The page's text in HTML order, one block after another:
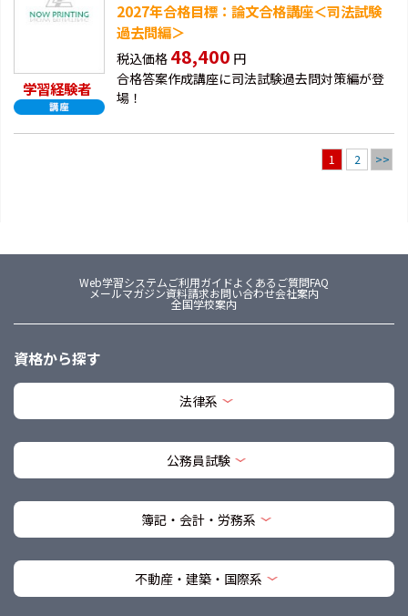
学習経験者
2027年合格目標：論文合格講座＜司法試験
過去問編＞
税込価格 48,400 円
合格答案作成講座に司法試験過去問対策編が登
場！
1 2 >>
Web学習システムご利用ガイドよくあるご質問FAQ
メールマガジン資料請求お問い合わせ会社案内
全国学校案内
資格から探す
法律系
公務員試験
簿記・会計・労務系
不動産・建築・国際系